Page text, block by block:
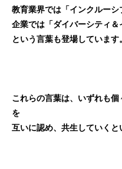
教育業界では「インクルーシ
企業では「ダイバーシティ＆
という言葉も登場しています。
これらの言葉は、いずれも
を
互いに認め、共生していくと